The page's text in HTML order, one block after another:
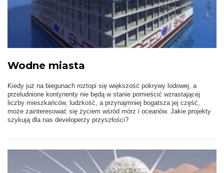
Wodne miasta
Kiedy już na biegunach roztopi się większość pokrywy lodowej, a
przeludnione kontynenty nie będą w stanie pomieścić wzrastającej
liczby mieszkańców, ludzkość, a przynajmniej bogatsza jej część,
może zainteresować się życiem wśród mórz i oceanów. Jakie projekty
szykują dla nas developerzy przyszłości?